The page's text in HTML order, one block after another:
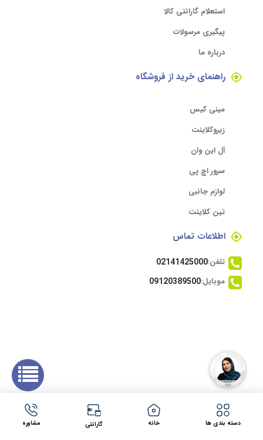
استعلام گارانتی کالا
پیگیری مرسولات
درباره ما
راهنمای خرید از فروشگاه
مینی کیس
زیروکلاینت
آل این وان
سرور اچ پی
لوازم جانبی
تین کلاینت
اطلاعات تماس
تلفن:02141425000
موبایل:09120389500
مجوز ها
دسته بندی ها خانه گارانتی مشاوره